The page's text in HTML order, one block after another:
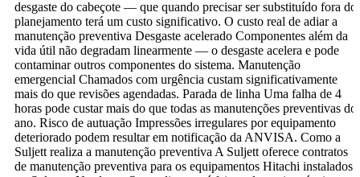
desgaste do cabeçote — que quando precisar ser substituído fora do
planejamento terá um custo significativo. O custo real de adiar a
manutenção preventiva Desgaste acelerado Componentes além da
vida útil não degradam linearmente — o desgaste acelera e pode
contaminar outros componentes do sistema. Manutenção
emergencial Chamados com urgência custam significativamente
mais do que revisões agendadas. Parada de linha Uma falha de 4
horas pode custar mais do que todas as manutenções preventivas do
ano. Risco de autuação Impressões irregulares por equipamento
deteriorado podem resultar em notificação da ANVISA. Como a
Suljett realiza a manutenção preventiva A Suljett oferece contratos
de manutenção preventiva para os equipamentos Hitachi instalados